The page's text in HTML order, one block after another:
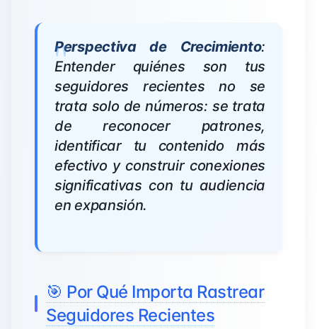
Perspectiva de Crecimiento:
Entender quiénes son tus
seguidores recientes no se
trata solo de números: se trata
de reconocer patrones,
identificar tu contenido más
efectivo y construir conexiones
significativas con tu audiencia
en expansión.
🎯 Por Qué Importa Rastrear
Seguidores Recientes